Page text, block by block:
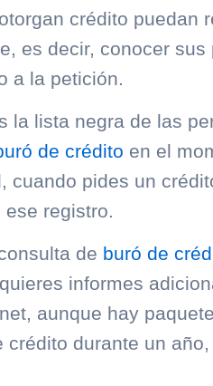
crédito puedan
es decir, conocer
a la petición.
la lista negra de las
de crédito en el
cuando pides un
registro.
de buró de
informes
aunque hay
crédito durante un